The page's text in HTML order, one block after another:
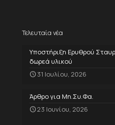
Τελευταία νέα
Υποστήριξη Ερυθρού
δωρεά υλικού
31 Ιουλίου, 2026
Άρθρο για Μη.Συ.Φα.
23 Ιουνίου, 2026